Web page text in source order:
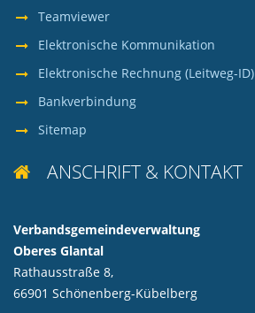
Teamviewer
Elektronische Kommunikation
Elektronische Rechnung (Leitweg-ID)
Bankverbindung
Sitemap
 ANSCHRIFT & KONTAKT
Verbandsgemeindeverwaltung
Oberes Glantal
Rathausstraße 8,
66901 Schönenberg-Kübelberg